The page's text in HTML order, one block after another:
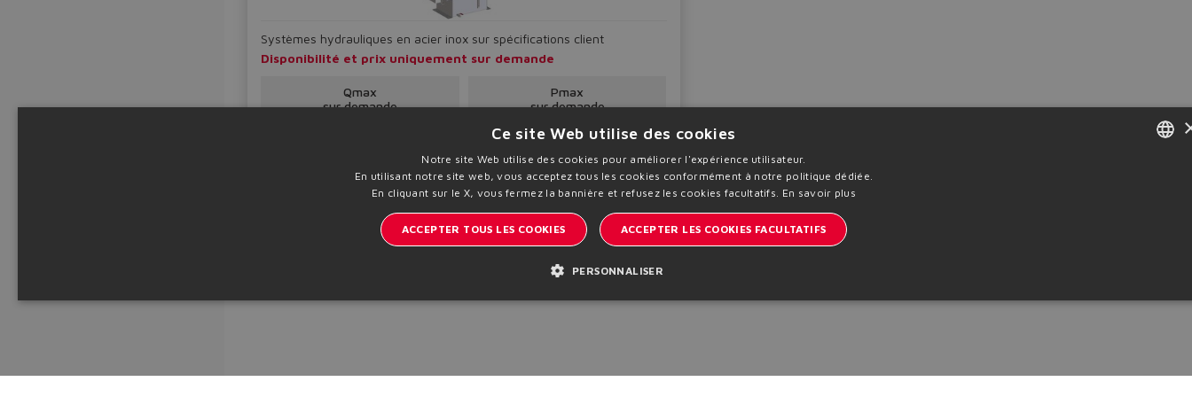
Systèmes hydrauliques en acier inox sur spécifications client
Disponibilité et prix uniquement sur demande
Qmax
sur demande
Pmax
sur demande
Informations techniques
FRENCH
Ce site Web utilise des cookies
Notre site Web utilise des cookies pour améliorer l'expérience utilisateur.
En utilisant notre site web, vous acceptez tous les cookies conformément à notre politique dédiée.
En cliquant sur le X, vous fermez la bannière et refusez les cookies facultatifs. En savoir plus
ACCEPTER TOUS LES COOKIES ACCEPTER LES COOKIES FACULTATIFS
PERSONNALISER